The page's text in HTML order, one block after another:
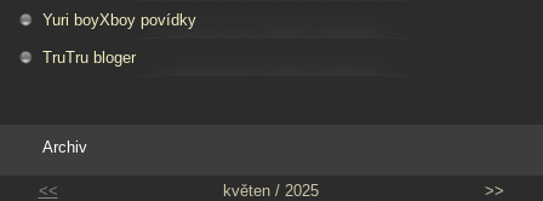
Yuri boyXboy povídky
TruTru bloger
Archiv
<< květen / 2025 >>